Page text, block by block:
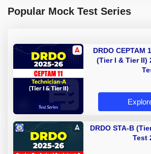
Popular Mock Test Series
DRDO CEPTAM
(Tier I & Tier II)
DRDO STA-B
Test